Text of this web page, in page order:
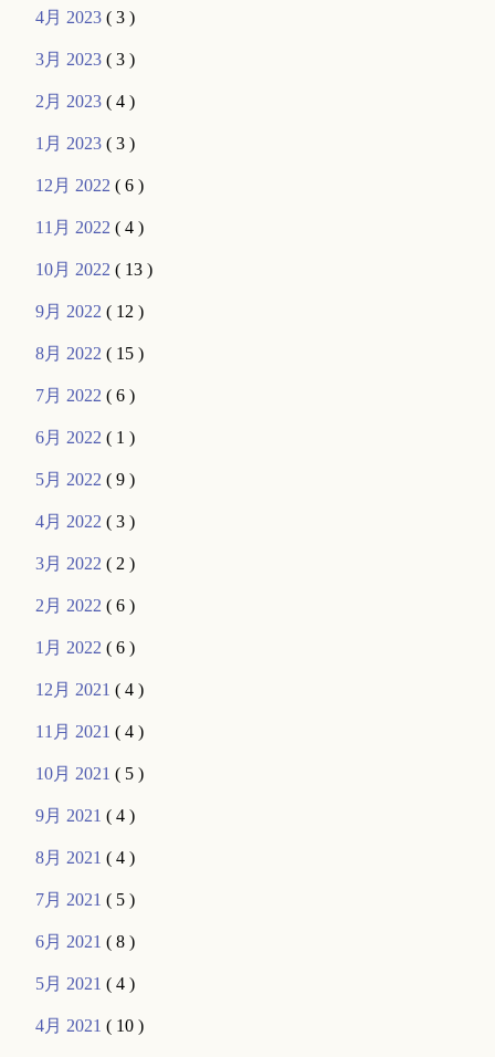
4月 2023( 3 )
3月 2023( 3 )
2月 2023( 4 )
1月 2023( 3 )
12月 2022( 6 )
11月 2022( 4 )
10月 2022( 13 )
9月 2022( 12 )
8月 2022( 15 )
7月 2022( 6 )
6月 2022( 1 )
5月 2022( 9 )
4月 2022( 3 )
3月 2022( 2 )
2月 2022( 6 )
1月 2022( 6 )
12月 2021( 4 )
11月 2021( 4 )
10月 2021( 5 )
9月 2021( 4 )
8月 2021( 4 )
7月 2021( 5 )
6月 2021( 8 )
5月 2021( 4 )
4月 2021( 10 )